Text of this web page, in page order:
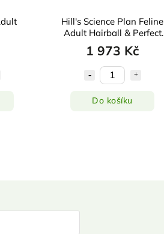
Hill's Science Plan Feline
Adult Hairball & Perfect
Coat Chicken 7 kg
1 973 Kč
Do košíku